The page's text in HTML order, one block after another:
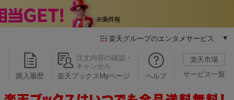
楽天グループのエンタメサービス
本/ゲーム/CD/DVD
楽天ブックス
楽天Kobo
購入履歴
注文内容の確認・
キャンセル
楽天ブックスMyページ
ヘルプ
楽天市場
サービス一覧